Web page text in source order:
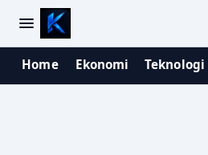
Home Ekonomi Teknologi